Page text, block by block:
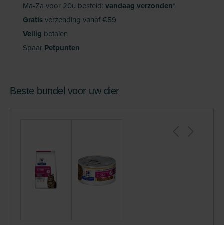
Ma-Za voor 20u besteld: vandaag verzonden*
Gratisverzending vanaf €59
Veilig betalen
Spaar Petpunten
Beste bundel voor uw dier
+